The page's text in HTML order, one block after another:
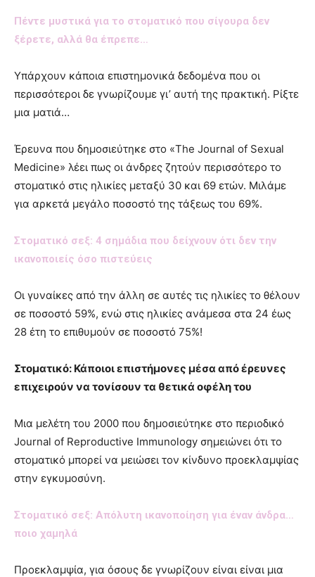
Πέντε μυστικά για το στοματικό που σίγουρα δεν
ξέρετε, αλλά θα έπρεπε…
Υπάρχουν κάποια επιστημονικά δεδομένα που οι
περισσότεροι δε γνωρίζουμε γι’ αυτή της πρακτική. Ρίξτε
μια ματιά…
Έρευνα που δημοσιεύτηκε στο «The Journal of Sexual
Medicine» λέει πως οι άνδρες ζητούν περισσότερο το
στοματικό στις ηλικίες μεταξύ 30 και 69 ετών. Μιλάμε
για αρκετά μεγάλο ποσοστό της τάξεως του 69%.
Στoματικό σεξ: 4 σημάδια που δείχνουν ότι δεν την
ικανοποιείς όσο πιστεύεις
Οι γυναίκες από την άλλη σε αυτές τις ηλικίες το θέλουν
σε ποσοστό 59%, ενώ στις ηλικίες ανάμεσα στα 24 έως
28 έτη το επιθυμούν σε ποσοστό 75%!
Στοματικό: Κάποιοι επιστήμονες μέσα από έρευνες
επιχειρούν να τονίσουν τα θετικά οφέλη του
Μια μελέτη του 2000 πoυ δημοσιεύτηκε στο περιοδικό
Journal of Reproductive Immunology σημειώνει ότι το
στοματικό μπορεί να μειώσει τον κίνδυνο προεκλαμψίας
στην εγκυμοσύνη.
Στοματικό σεξ: Απόλυτη ικανοποίηση για έναν άνδρα…
ποιο χαμηλά
Προεκλαμψία, για όσους δε γνωρίζουν είναι είναι μια